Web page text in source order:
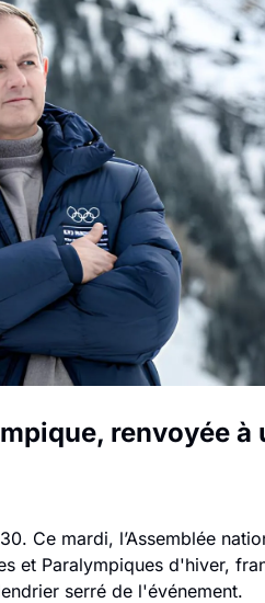
renvoyée à
Ce mardi, l’Assemblée
et Paralympiques d'hiver,
serré de l'événement.